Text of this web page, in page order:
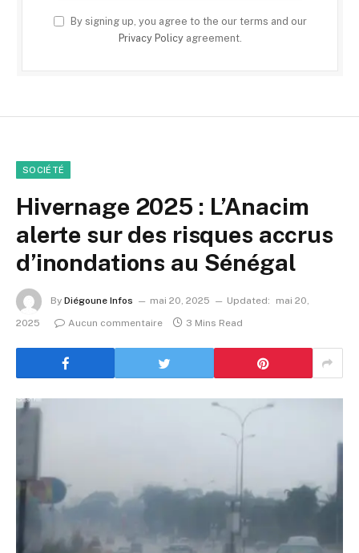
By signing up, you agree to the our terms and our
Privacy Policyagreement.
SOCIÉTÉ
Hivernage 2025 : L’Anacim
alerte sur des risques accrus
d’inondations au Sénégal
By Diégoune Infos mai 20, 2025 Updated:
mai 20,
2025
Aucun commentaire 3 Mins Read